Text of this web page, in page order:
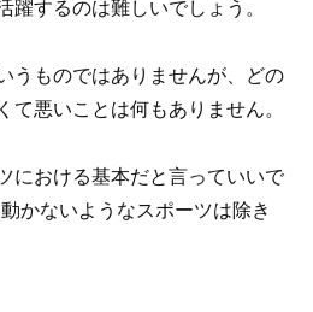
躍するのは難しいでしょう。
うものではありませんが、どの
て悪いことは何もありません。
における基本だと言っていいで
かないようなスポーツは除き